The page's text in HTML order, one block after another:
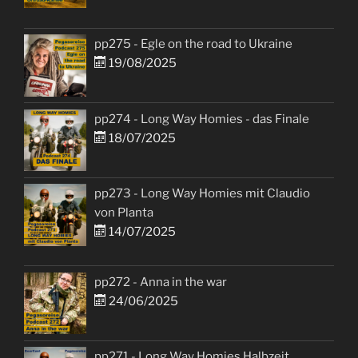
pp275 - Egle on the road to Ukraine
19/08/2025
pp274 - Long Way Homies - das Finale
18/07/2025
pp273 - Long Way Homies mit Claudio
von Planta
14/07/2025
pp272 - Anna in the war
24/06/2025